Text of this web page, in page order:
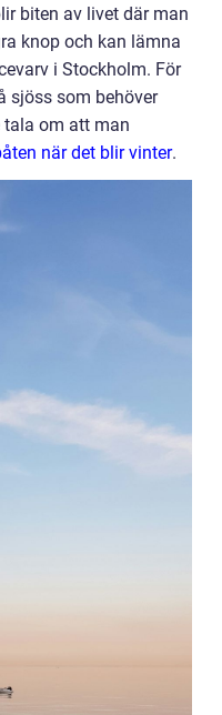
biten av livet där man
knop och kan lämna
i Stockholm. För
sjöss som behöver
tala om att man
när det blir vinter.